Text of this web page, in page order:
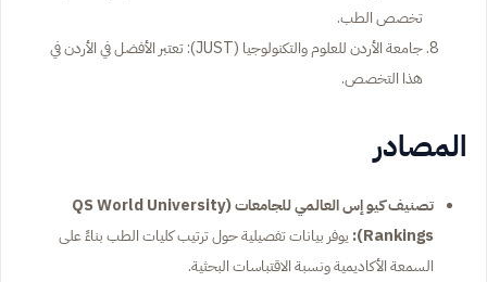
تخصص الطب.
جامعة الأردن للعلوم والتكنولوجيا (JUST): تعتبر الأفضل في الأردن في
هذا التخصص.
المصادر
تصنيف كيو إس العالمي للجامعات (QS World University
Rankings):
يوفر بيانات تفصيلية حول ترتيب كليات الطب بناءً على
السمعة الأكاديمية ونسبة الاقتباسات البحثية.